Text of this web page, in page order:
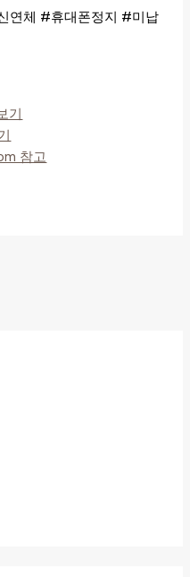
연체 #휴대폰정지 #미납
기
참고